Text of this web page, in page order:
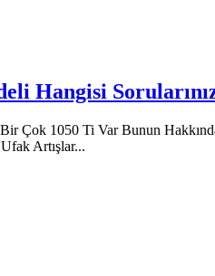
Hangisi
Çok 1050 Ti Var Bunun
Ufak Artışlar...